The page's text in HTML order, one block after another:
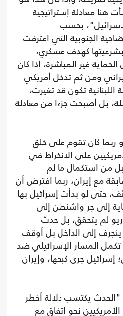
هنا معادلة إستراتيجية
بحسب
الجنوبية التي اعترفت
بشرعيتها كهدف عسكري،
غير المباشرة، إذا كان
ومن ثم تدخل أمريكي
اللبنانية تكون قد تغيرت،
بل أصبحت جزءا من معادلة
ربما كان تقوم على خلق
على الانخراط في
من استكمال ما لم
مع إيران، ربما افترض أن
حتى لو بدأت إسرائيل بها
إلى جر واشنطن إلى
لم يتحقق، بل حدث
إلى الداخل بل أوقف
المسار الإسرائيلي ضد
جرى كبحها، وإيران
"الحدث يكتسب دلالة أخطر
نحو اتفاق مع